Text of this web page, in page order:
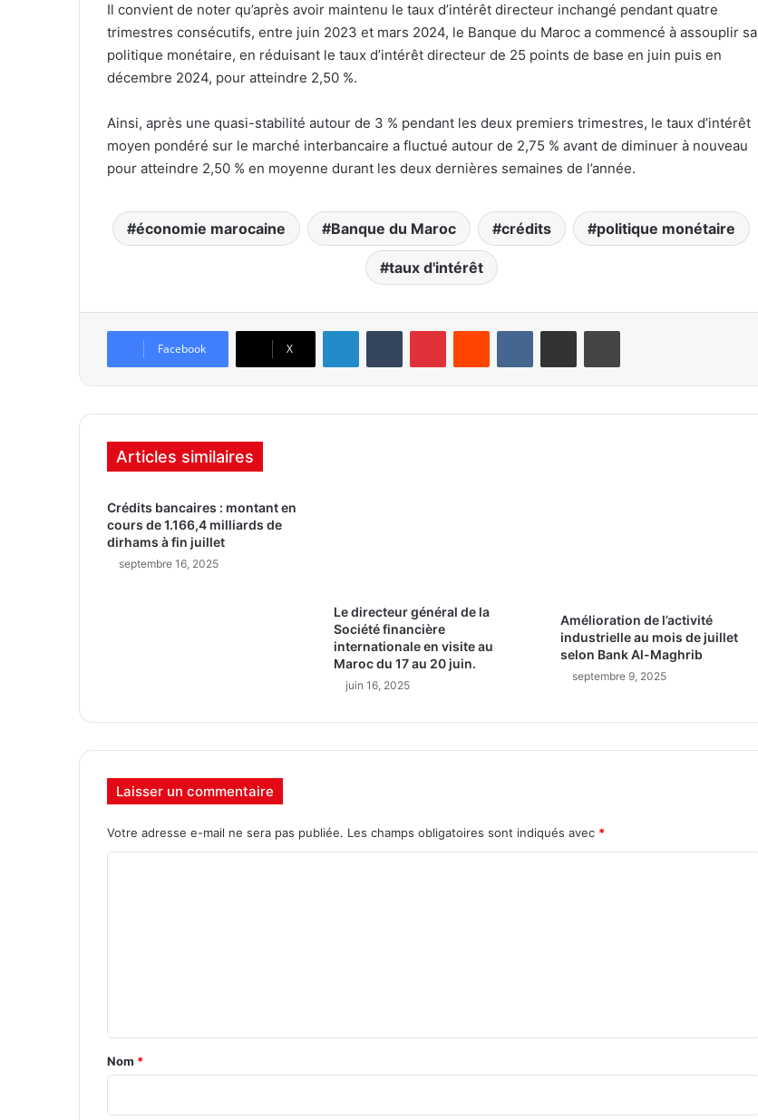
Il convient de noter qu’après avoir maintenu le taux d’intérêt directeur inchangé pendant quatre
trimestres consécutifs, entre juin 2023 et mars 2024, le Banque du Maroc a commencé à assouplir sa
politique monétaire, en réduisant le taux d’intérêt directeur de 25 points de base en juin puis en
décembre 2024, pour atteindre 2,50 %.
Ainsi, après une quasi-stabilité autour de 3 % pendant les deux premiers trimestres, le taux d’intérêt
moyen pondéré sur le marché interbancaire a fluctué autour de 2,75 % avant de diminuer à nouveau
pour atteindre 2,50 % en moyenne durant les deux dernières semaines de l’année.
économie marocaine Banque du Maroc crédits politique monétaire
taux d'intérêt
Facebook X
Articles similaires
Crédits bancaires : montant en
cours de 1.166,4 milliards de
dirhams à fin juillet
septembre 16, 2025
Le directeur général de la
Société financière
internationale en visite au
Maroc du 17 au 20 juin.
juin 16, 2025
Amélioration de l’activité
industrielle au mois de juillet
selon Bank Al-Maghrib
septembre 9, 2025
Laisser un commentaire
Votre adresse e-mail ne sera pas publiée. Les champs obligatoires sont indiqués avec *
a
r
Nom *